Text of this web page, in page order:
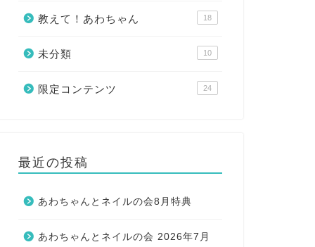
教えて！あわちゃん 18
未分類 10
限定コンテンツ 24
最近の投稿
あわちゃんとネイルの会8月特典
あわちゃんとネイルの会 2026年7月